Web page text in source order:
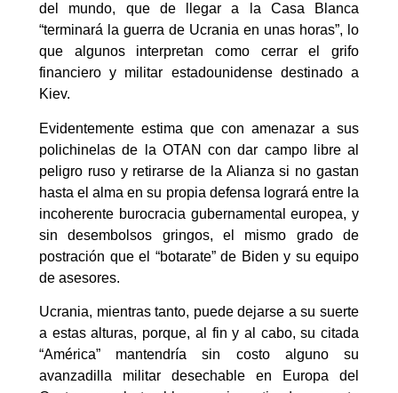
del mundo, que de llegar a la Casa Blanca
“terminará la guerra de Ucrania en unas horas”, lo
que algunos interpretan como cerrar el grifo
financiero y militar estadounidense destinado a
Kiev.
Evidentemente estima que con amenazar a sus
polichinelas de la OTAN con dar campo libre al
peligro ruso y retirarse de la Alianza si no gastan
hasta el alma en su propia defensa logrará entre la
incoherente burocracia gubernamental europea, y
sin desembolsos gringos, el mismo grado de
postración que el “botarate” de Biden y su equipo
de asesores.
Ucrania, mientras tanto, puede dejarse a su suerte
a estas alturas, porque, al fin y al cabo, su citada
“América” mantendría sin costo alguno su
avanzadilla militar desechable en Europa del